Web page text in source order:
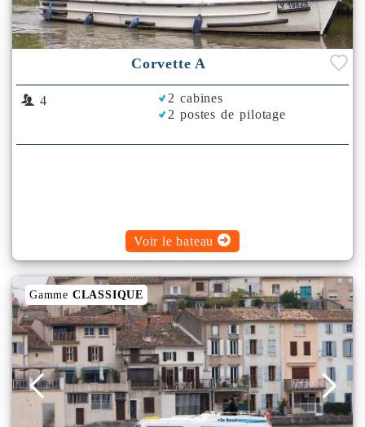
Corvette A
4
2 cabines
2 postes de pilotage
Voir le bateau
Gamme CLASSIQUE